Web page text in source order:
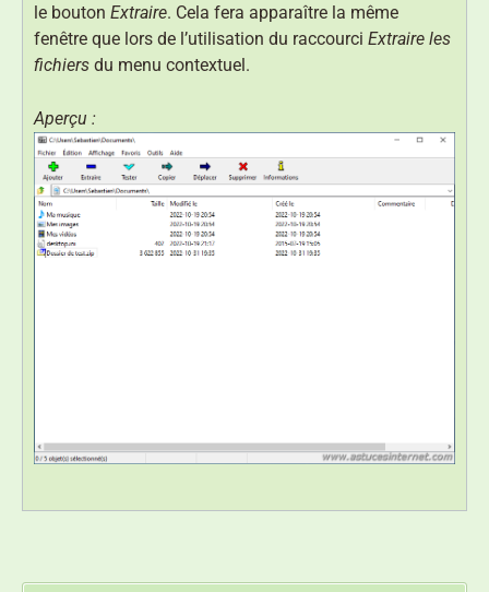
le bouton Extraire. Cela fera apparaître la même
fenêtre que lors de l’utilisation du raccourci Extraire les
fichiers du menu contextuel.
Aperçu :